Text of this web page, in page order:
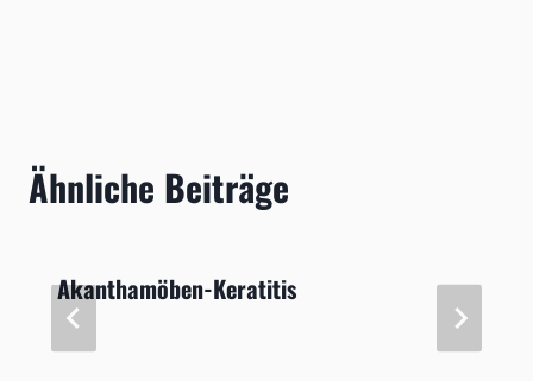
Ähnliche Beiträge
Akanthamöben-Keratitis